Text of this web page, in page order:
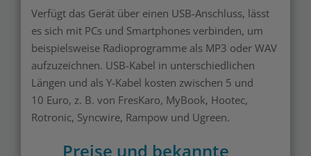
Verfügt das Gerät über einen USB-Anschluss, lässt
es sich mit PCs und Smartphones verbinden, um
beispielsweise Radioprogramme als MP3 oder WAV
aufzuzeichnen. USB-Kabel in unterschiedlichen
Längen und als Y-Kabel kosten zwischen 5 und
10 Euro, z. B. von FresKaro, MyBook, Hootec,
Rotronic, Syncwire, Rampow und Ugreen.
Preise und bekannte